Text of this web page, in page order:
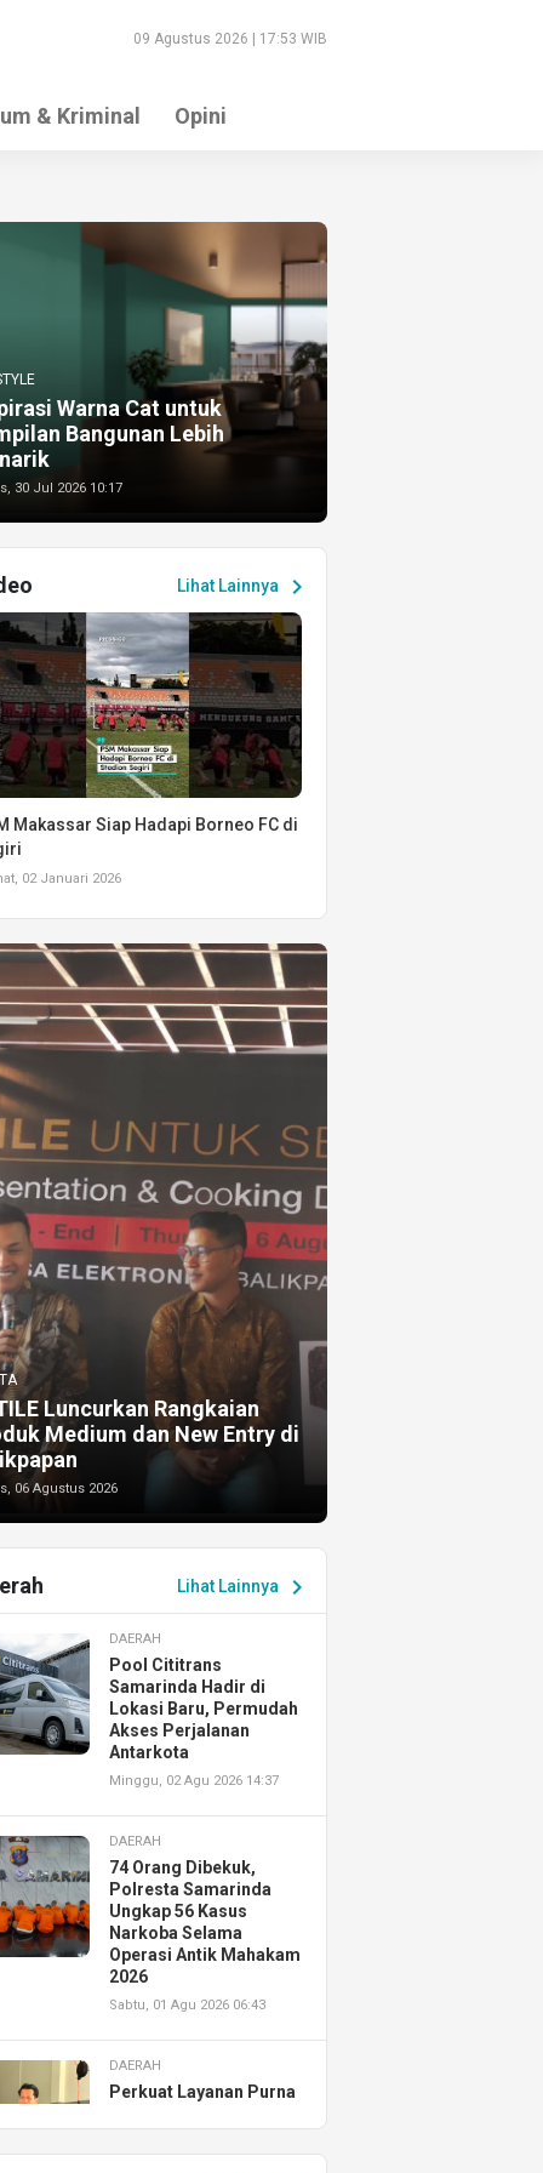
09 Agustus 2026 | 17:53 WIB
& Kriminal Opini
Warna Cat untuk
Bangunan Lebih
30 Jul 2026 10:17
Lihat Lainnya chevron_right
Makassar Siap Hadapi Borneo FC di
02 Januari 2026
Luncurkan Rangkaian
Medium dan New Entry di
06 Agustus 2026
Lihat Lainnya chevron_right
DAERAH
Pool Cititrans
Samarinda Hadir di
Lokasi Baru, Permudah
Akses Perjalanan
Antarkota
Minggu, 02 Agu 2026 14:37
DAERAH
74 Orang Dibekuk,
Polresta Samarinda
Ungkap 56 Kasus
Narkoba Selama
Operasi Antik Mahakam
2026
Sabtu, 01 Agu 2026 06:43
DAERAH
Perkuat Layanan Purna
Resmikan AHASS